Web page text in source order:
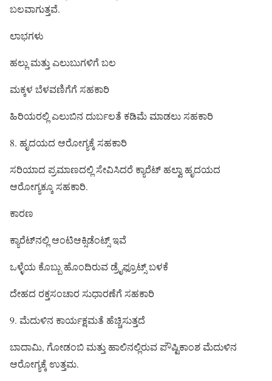
ಬಲವಾಗುತ್ತವೆ.
ಲಾಭಗಳು
ಹಲ್ಲು ಮತ್ತು ಎಲುಬುಗಳಿಗೆ ಬಲ
ಮಕ್ಕಳ ಬೆಳವಣಿಗೆಗೆ ಸಹಕಾರಿ
ಹಿರಿಯರಲ್ಲಿ ಎಲುಬಿನ ದುರ್ಬಲತೆ ಕಡಿಮೆ ಮಾಡಲು ಸಹಕಾರಿ
8. ಹೃದಯದ ಆರೋಗ್ಯಕ್ಕೆ ಸಹಕಾರಿ
ಸರಿಯಾದ ಪ್ರಮಾಣದಲ್ಲಿ ಸೇವಿಸಿದರೆ ಕ್ಯಾರೆಟ್ ಹಲ್ವಾ ಹೃದಯದ
ಆರೋಗ್ಯಕ್ಕೂ ಸಹಕಾರಿ.
ಕಾರಣ
ಕ್ಯಾರೆಟ್‌ನಲ್ಲಿ ಆಂಟಿಆಕ್ಸಿಡೆಂಟ್ಸ್ ಇವೆ
ಒಳ್ಳೆಯ ಕೊಬ್ಬು ಹೊಂದಿರುವ ಡ್ರೈಫ್ರೂಟ್ಸ್ ಬಳಕೆ
ದೇಹದ ರಕ್ತಸಂಚಾರ ಸುಧಾರಣೆಗೆ ಸಹಕಾರಿ
9. ಮೆದುಳಿನ ಕಾರ್ಯಕ್ಷಮತೆ ಹೆಚ್ಚಿಸುತ್ತದೆ
ಬಾದಾಮಿ, ಗೋಡಂಬಿ ಮತ್ತು ಹಾಲಿನಲ್ಲಿರುವ ಪೌಷ್ಟಿಕಾಂಶ ಮೆದುಳಿನ
ಆರೋಗ್ಯಕ್ಕೆ ಉತ್ತಮ.